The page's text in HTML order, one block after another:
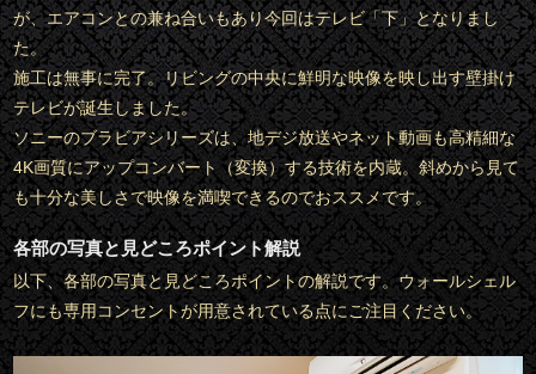
が、エアコンとの兼ね合いもあり今回はテレビ「下」となりまし
た。
施工は無事に完了。リビングの中央に鮮明な映像を映し出す壁掛け
テレビが誕生しました。
ソニーのブラビアシリーズは、地デジ放送やネット動画も高精細な
4K画質にアップコンバート（変換）する技術を内蔵。斜めから見て
も十分な美しさで映像を満喫できるのでおススメです。
各部の写真と見どころポイント解説
以下、各部の写真と見どころポイントの解説です。ウォールシェル
フにも専用コンセントが用意されている点にご注目ください。